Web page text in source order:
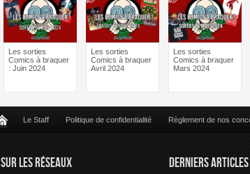
Les sorties
Comics à braquer
: Juin 2024
Les sorties
Comics à braquer
Avril 2024
Les sorties
Comics à braquer
Mars 2024
Le Staff Politique de confidentialité Règlement de nos
SUR LES RÉSEAUX DERNIERS ARTICLES